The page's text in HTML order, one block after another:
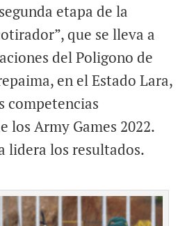
etapa de la
que se lleva a
del Poligono de
en el Estado Lara,
competencias
los Army Games 2022.
lidera los resultados.